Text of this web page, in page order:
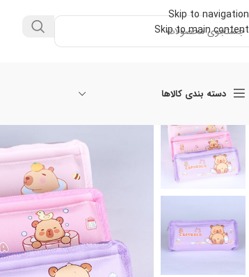
Skip to navigation
Skip to main content
دسته بندی کالاها